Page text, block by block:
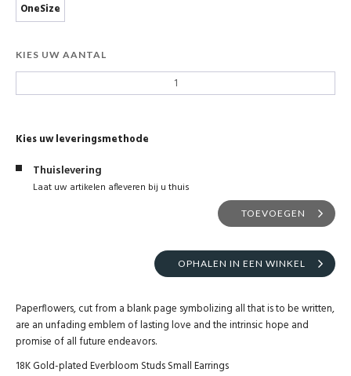
OneSize
KIES UW AANTAL
Kies uw leveringsmethode
Thuislevering
Laat uw artikelen afleveren bij u thuis
TOEVOEGEN
OPHALEN IN EEN WINKEL
Paperflowers, cut from a blank page symbolizing all that is to be written,
are an unfading emblem of lasting love and the intrinsic hope and
promise of all future endeavors.
18K Gold-plated Everbloom Studs Small Earrings